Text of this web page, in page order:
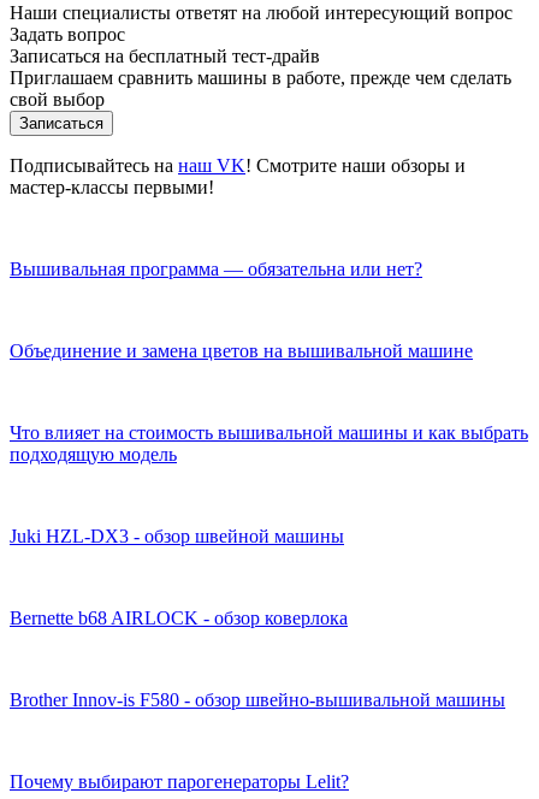
Наши специалисты ответят на любой интересующий вопрос
Задать вопрос
Записаться на бесплатный тест-драйв
Приглашаем сравнить машины в работе, прежде чем сделать
свой выбор
Записаться
Подписывайтесь на наш VK! Смотрите наши обзоры и
мастер-классы первыми!
Вышивальная программа — обязательна или нет?
Объединение и замена цветов на вышивальной машине
Что влияет на стоимость вышивальной машины и как выбрать
подходящую модель
Juki HZL-DX3 - обзор швейной машины
Bernette b68 AIRLOCK - обзор коверлока
Brother Innov-is F580 - обзор швейно-вышивальной машины
Почему выбирают парогенераторы Lelit?